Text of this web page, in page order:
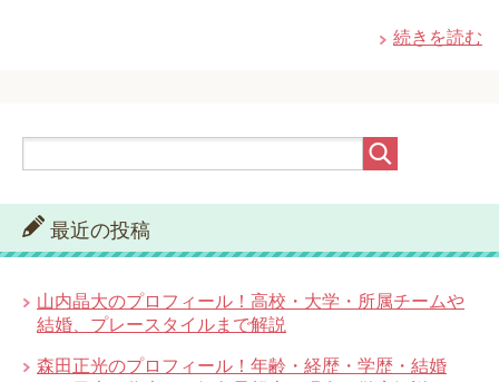
続きを読む
最近の投稿
山内晶大のプロフィール！高校・大学・所属チームや
結婚、プレースタイルまで解説
森田正光のプロフィール！年齢・経歴・学歴・結婚